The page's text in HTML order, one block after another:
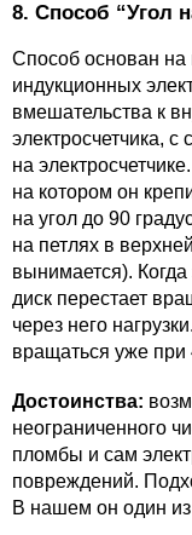
8. Способ “Угол
Способ основан на
индукционных
вмешательства к
электросчетчика,
на
на котором он
на угол до 90
на петлях в
вынимается). Когда
диск перестает
через него
вращаться уже при
Достоинства:
неограниченного
пломбы и сам
повреждений.
В нашем он один